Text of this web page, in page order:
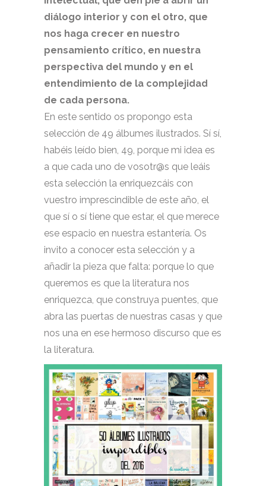
diálogo interior y con el otro, que
nos haga crecer en nuestro
pensamiento crítico, en nuestra
perspectiva del mundo y en el
entendimiento de la complejidad
de cada persona.
En este sentido os propongo esta
selección de 49 álbumes ilustrados. Sí sí,
habéis leído bien, 49, porque mi idea es
a que cada uno de vosotr@s que leáis
esta selección la enriquezcáis con
vuestro imprescindible de este año, el
que sí o sí tiene que estar, el que merece
ese espacio en nuestra estantería. Os
invito a conocer esta selección y a
añadir la pieza que falta: porque lo que
queremos es que la literatura nos
enriquezca, que construya puentes, que
abra las puertas de nuestras casas y que
nos una en ese hermoso discurso que es
la literatura.